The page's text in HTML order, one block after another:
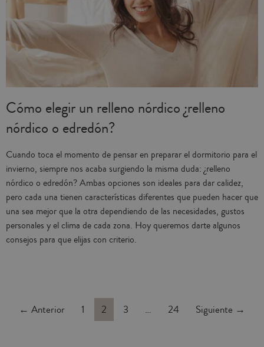
Cómo elegir un relleno nórdico ¿relleno
nórdico o edredón?
Cuando toca el momento de pensar en preparar el dormitorio para el
invierno, siempre nos acaba surgiendo la misma duda: ¿relleno
nórdico o edredón? Ambas opciones son ideales para dar calidez,
pero cada una tienen características diferentes que pueden hacer que
una sea mejor que la otra dependiendo de las necesidades, gustos
personales y el clima de cada zona. Hoy queremos darte algunos
consejos para que elijas con criterio.
← Anterior 1 2 3 … 24 Siguiente →